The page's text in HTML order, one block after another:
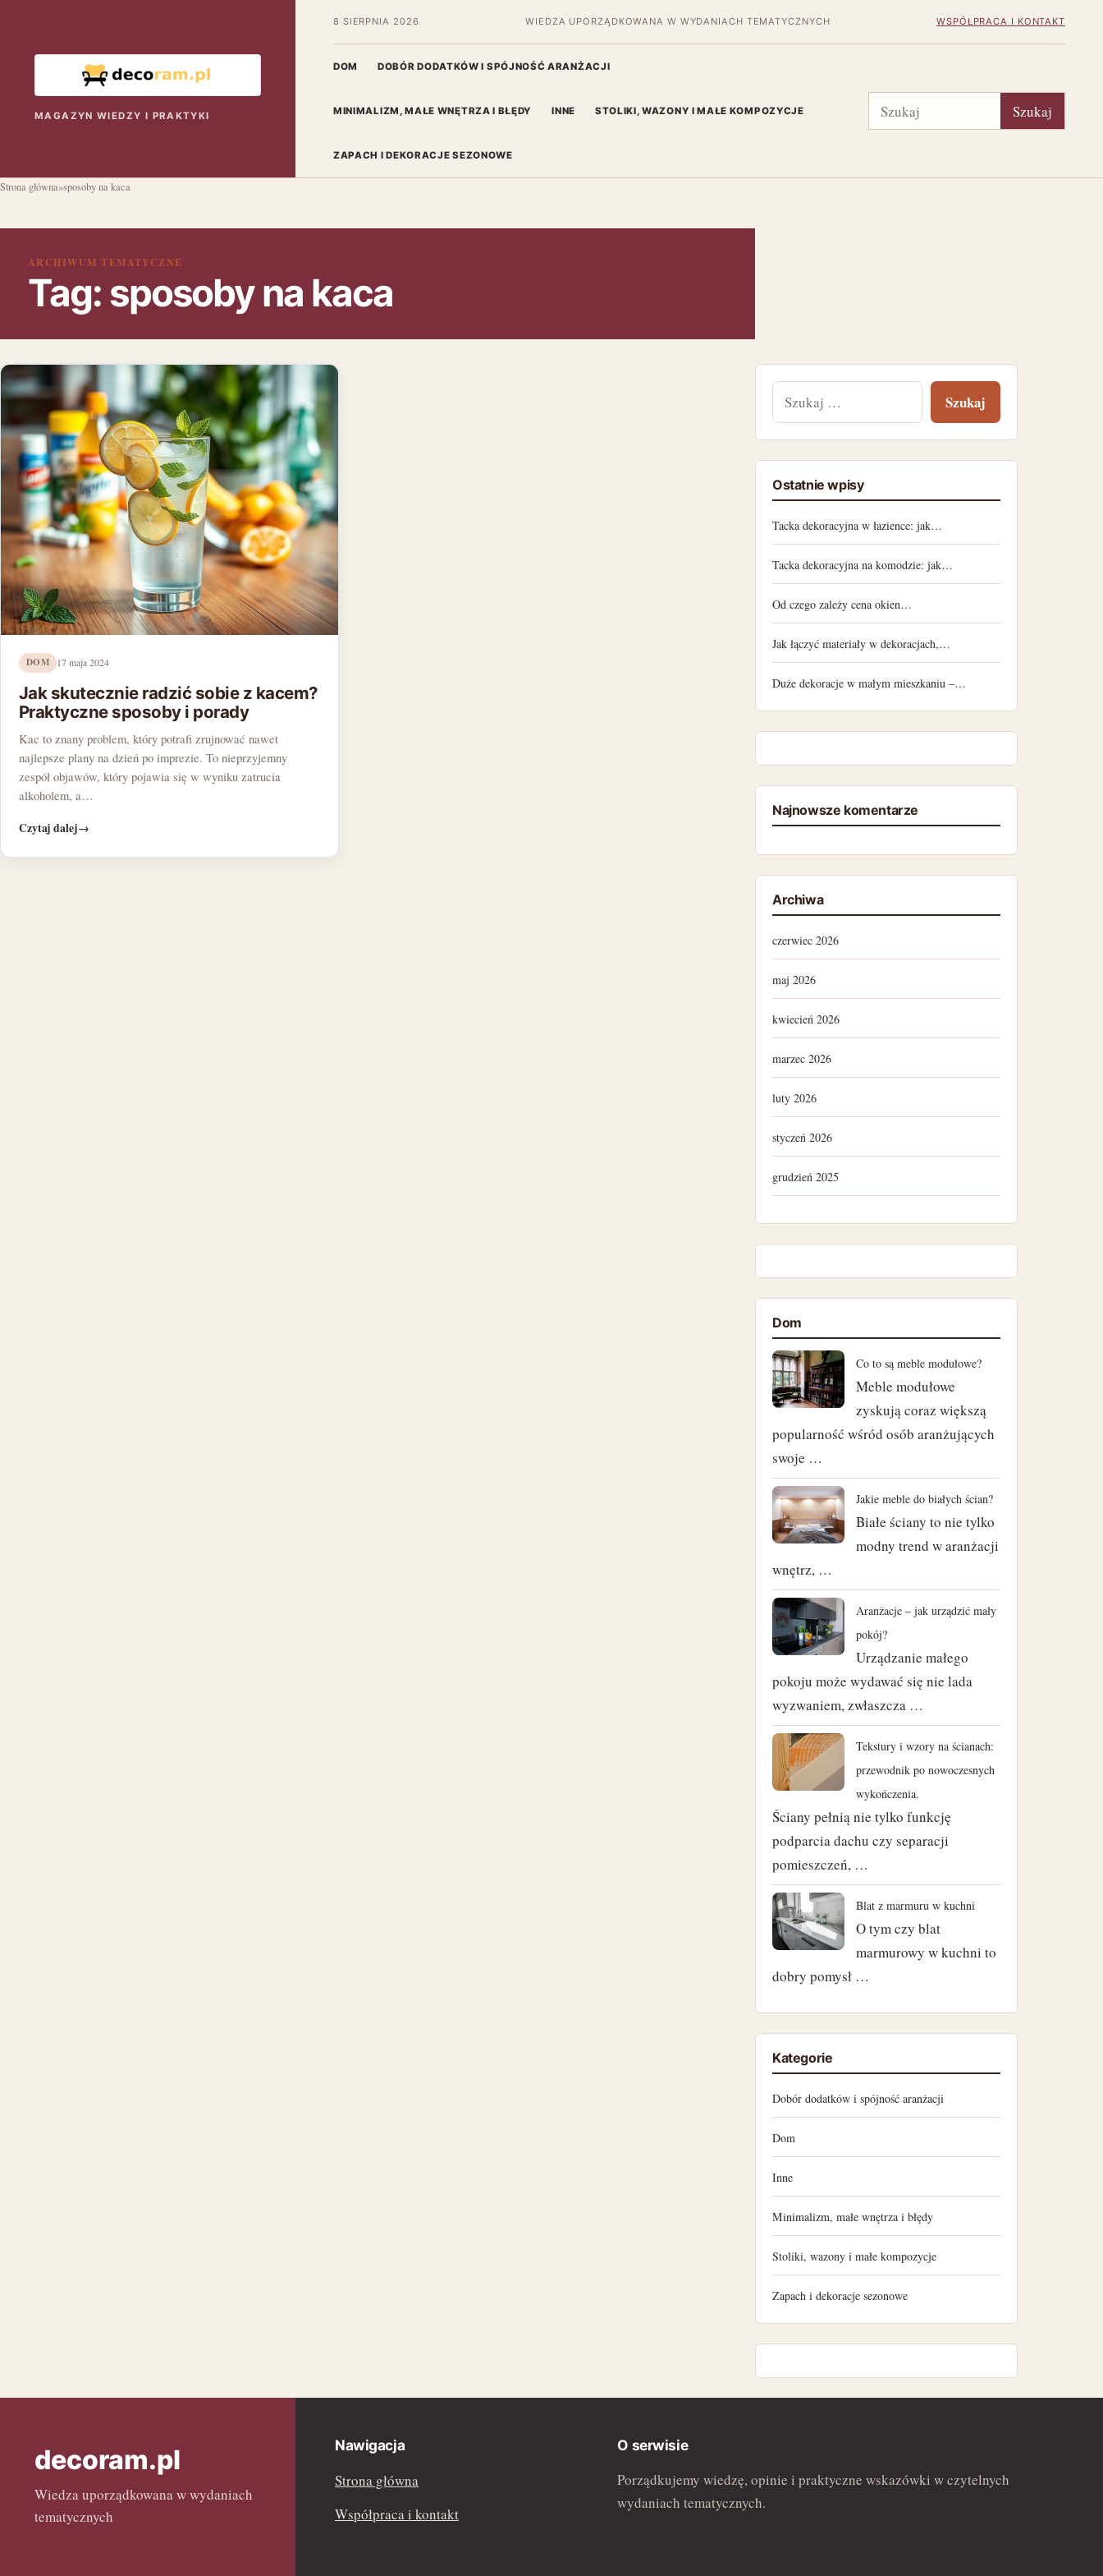
MAGAZYN WIEDZY I PRAKTYKI
8 SIERPNIA 2026 WIEDZA UPORZĄDKOWANA W WYDANIACH TEMATYCZNYCH WSPÓŁPRACA I KONTAKT
DOM DOBÓR DODATKÓW I SPÓJNOŚĆ ARANŻACJI
MINIMALIZM, MAŁE WNĘTRZA I BŁĘDY INNE STOLIKI, WAZONY I MAŁE KOMPOZYCJE
ZAPACH I DEKORACJE SEZONOWE
Szukaj Szukaj
Strona główna»sposoby na kaca
ARCHIWUM TEMATYCZNE
Tag: sposoby na kaca
DOM 17 maja 2024
Jak skutecznie radzić sobie z kacem?
Praktyczne sposoby i porady
Kac to znany problem, który potrafi zrujnować nawet
najlepsze plany na dzień po imprezie. To nieprzyjemny
zespół objawów, który pojawia się w wyniku zatrucia
alkoholem, a…
Czytaj dalej→
Ostatnie wpisy
Tacka dekoracyjna w łazience: jak…
Tacka dekoracyjna na komodzie: jak…
Od czego zależy cena okien…
Jak łączyć materiały w dekoracjach,…
Duże dekoracje w małym mieszkaniu –…
Najnowsze komentarze
Archiwa
czerwiec 2026
maj 2026
kwiecień 2026
marzec 2026
luty 2026
styczeń 2026
grudzień 2025
listopad 2024
październik 2024
wrzesień 2024
sierpień 2024
lipiec 2024
czerwiec 2024
maj 2024
kwiecień 2024
marzec 2024
luty 2024
styczeń 2024
listopad 2023
październik 2023
czerwiec 2023
marzec 2023
luty 2023
styczeń 2023
sierpień 2022
lipiec 2022
czerwiec 2022
maj 2022
kwiecień 2022
marzec 2022
Dom
Co to są meble modułowe?
Meble modułowe
zyskują coraz większą
popularność wśród osób aranżujących
swoje …
Jakie meble do białych ścian?
Białe ściany to nie tylko
modny trend w aranżacji
wnętrz, …
Aranżacje – jak urządzić mały
pokój?
Urządzanie małego
pokoju może wydawać się nie lada
wyzwaniem, zwłaszcza …
Tekstury i wzory na ścianach:
przewodnik po nowoczesnych
wykończenia.
Ściany pełnią nie tylko funkcję
podparcia dachu czy separacji
pomieszczeń, …
Blat z marmuru w kuchni
O tym czy blat
marmurowy w kuchni to
dobry pomysł …
Kategorie
Dobór dodatków i spójność aranżacji
Dom
Inne
Minimalizm, małe wnętrza i błędy
Stoliki, wazony i małe kompozycje
Zapach i dekoracje sezonowe
decoram.pl
Wiedza uporządkowana w wydaniach
tematycznych
Nawigacja
Strona główna
Współpraca i kontakt
O serwisie
Porządkujemy wiedzę, opinie i praktyczne wskazówki w czytelnych
wydaniach tematycznych.